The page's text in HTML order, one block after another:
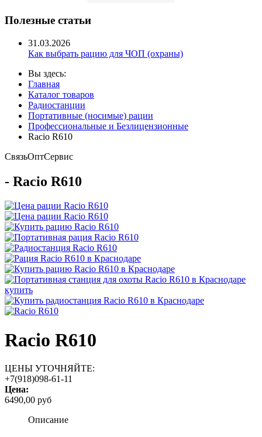
Полезные статьи
31.03.2026
Как выбрать рацию для ЧОП (охраны)
Вы здесь:
Главная
Каталог товаров
Радиостанции
Портативные (носимые) рации
Профессиональные и Безлицензионные
Racio R610
СвязьОптСервис
- Racio R610
Racio R610
ЦЕНЫ УТОЧНЯЙТЕ:
+7(918)098-61-11
Цена:
6490,00 руб
Описание